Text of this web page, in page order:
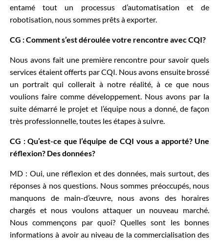
entamé tout un processus d’automatisation et de
robotisation, nous sommes prêts à exporter.
CG : Comment s’est déroulée votre rencontre avec CQI?
Nous avons fait une première rencontre pour savoir quels
services étaient offerts par CQI. Nous avons ensuite brossé
un portrait qui collerait à notre réalité, à ce que nous
voulions faire comme développement. Nous avons par la
suite démarré le projet et l’équipe nous a donné, de façon
très professionnelle, toutes les étapes à suivre.
CG : Qu’est-ce que l’équipe de CQI vous a apporté? Une
réflexion? Des données?
MD : Oui, une réflexion et des données, mais surtout, des
réponses à nos questions. Nous sommes préoccupés, nous
manquons de main-d’œuvre, nous avons des horaires
chargés et nous voulons attaquer un nouveau marché.
Nous commençons par quoi? Quelles sont les bonnes
informations à avoir au niveau de la commercialisation des